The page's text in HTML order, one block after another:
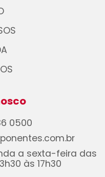
0500
a sexta-feira das
às 17h30